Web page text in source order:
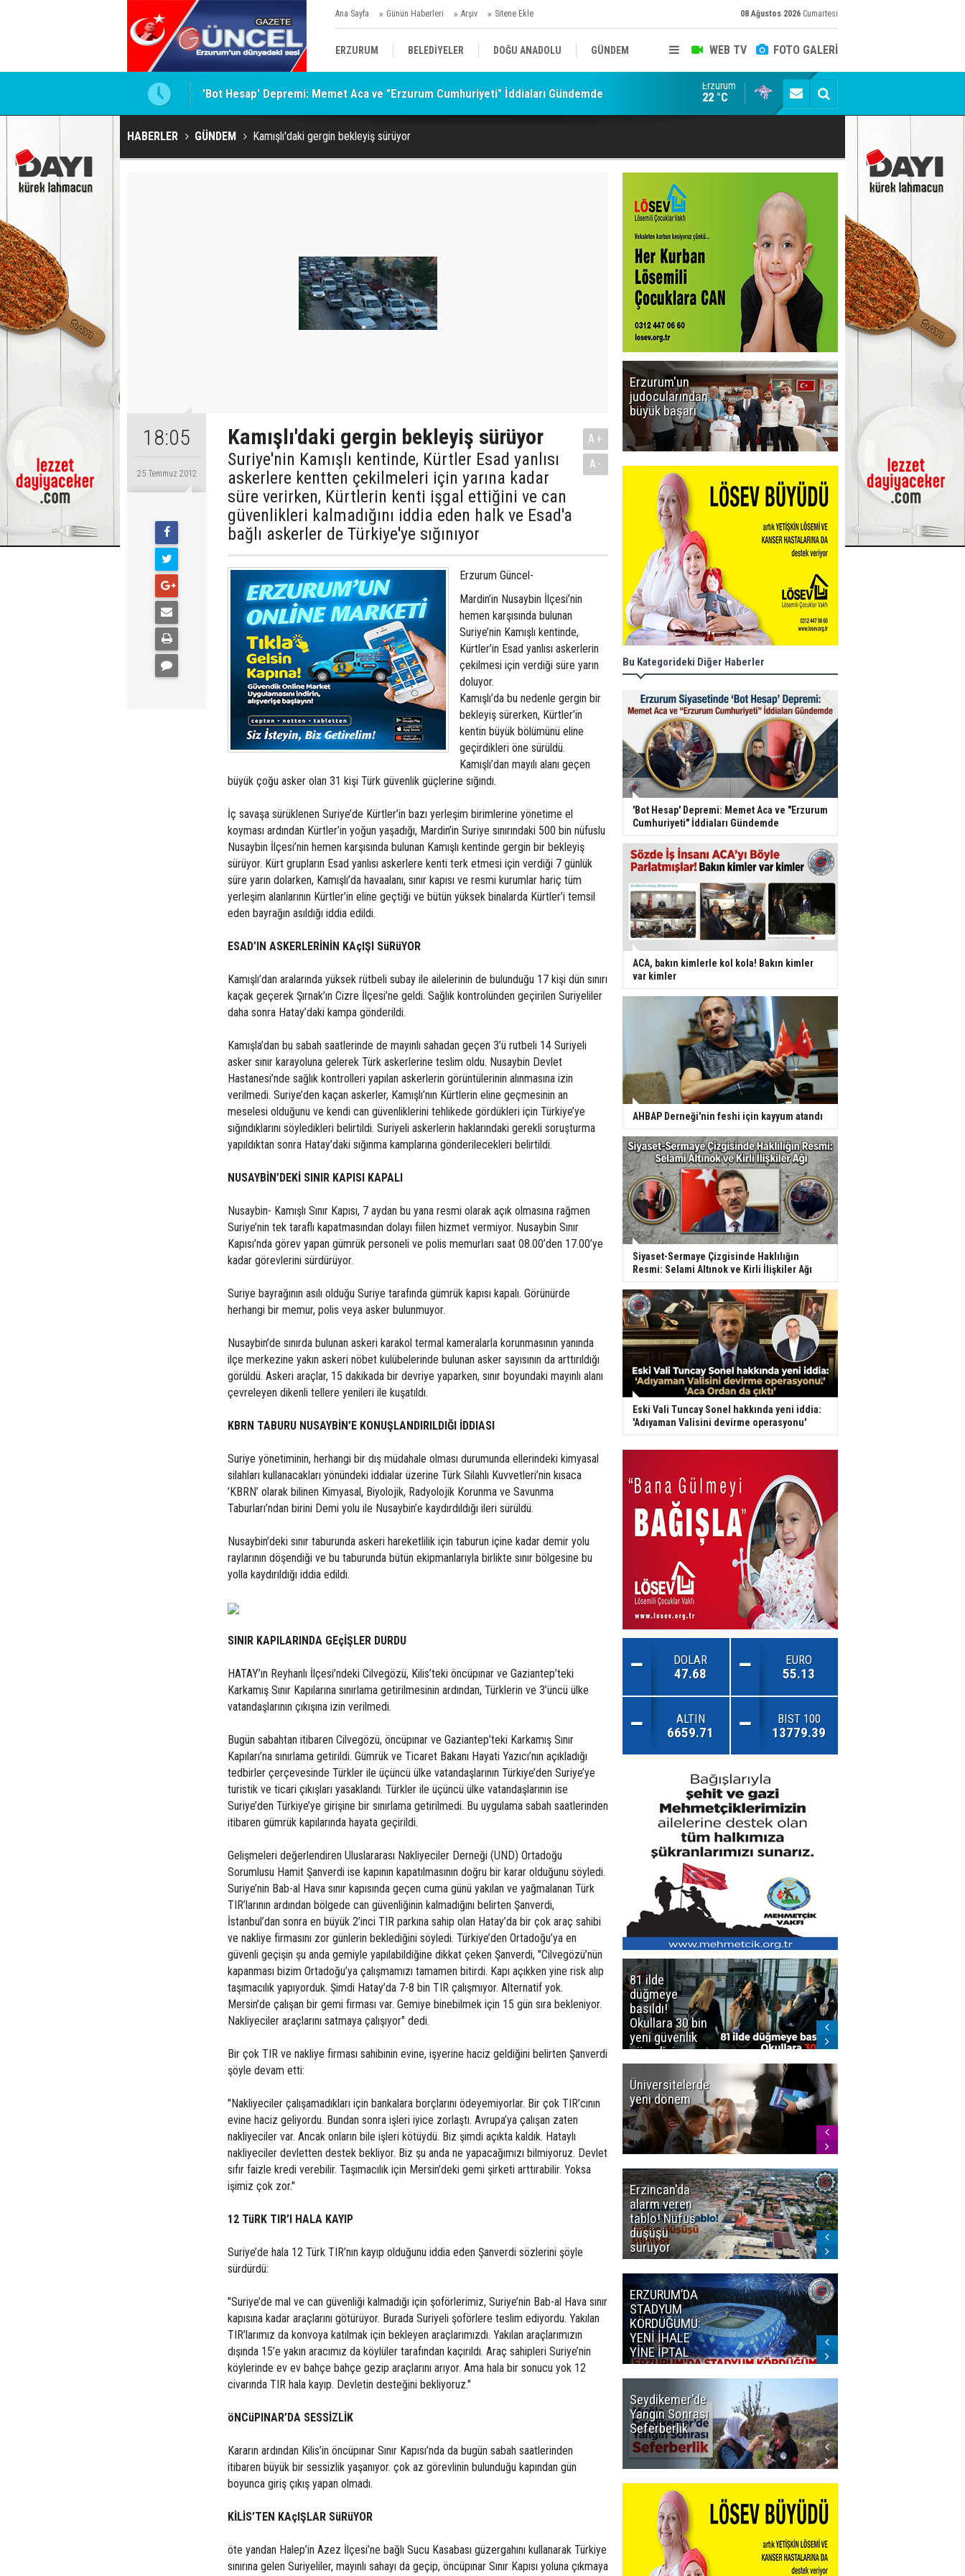
Ana Sayfa Günün Haberleri Arşiv Sitene Ekle 08 Ağustos 2026 Cumartesi
WEB TV FOTO GALERİ
ERZURUM BELEDİYELER DOĞU ANADOLU GÜNDEM
SİYASET AFAD/ SAVAŞ SPOR
KÜLTÜR/SANAT//MAĞAZİN
'Bot Hesap' Depremi: Memet Aca ve "Erzurum Cumhuriyeti" İddiaları Gündemde Bala İkra'ya el uzatma zamanı: Sen de umut ol...
Erzurum
22 °C
HABERLER GÜNDEM Kamışlı'daki gergin bekleyiş sürüyor
18:05
25 Temmuz 2012
Kamışlı'daki gergin bekleyiş sürüyor
Suriye'nin Kamışlı kentinde, Kürtler Esad yanlısı
askerlere kentten çekilmeleri için yarına kadar
süre verirken, Kürtlerin kenti işgal ettiğini ve can
güvenlikleri kalmadığını iddia eden halk ve Esad'a
bağlı askerler de Türkiye'ye sığınıyor
A+
A-
Erzurum Güncel-
Mardin’in Nusaybin İlçesi’nin
hemen karşısında bulunan
Suriye’nin Kamışlı kentinde,
Kürtler’in Esad yanlısı askerlerin
çekilmesi için verdiği süre yarın
doluyor.
Kamışlı’da bu nedenle gergin bir
bekleyiş sürerken, Kürtler’in
kentin büyük bölümünü eline
geçirdikleri öne sürüldü.
Kamışlı’dan mayılı alanı geçen
büyük çoğu asker olan 31 kişi Türk güvenlik güçlerine sığındı.
İç savaşa sürüklenen Suriye’de Kürtler’in bazı yerleşim birimlerine yönetime el
koyması ardından Kürtler’in yoğun yaşadığı, Mardin’in Suriye sınırındaki 500 bin nüfuslu
Nusaybin İlçesi’nin hemen karşısında bulunan Kamışlı kentinde gergin bir bekleyiş
sürüyor. Kürt grupların Esad yanlısı askerlere kenti terk etmesi için verdiği 7 günlük
süre yarın dolarken, Kamışlı’da havaalanı, sınır kapısı ve resmi kurumlar hariç tüm
yerleşim alanlarının Kürtler’in eline geçtiği ve bütün yüksek binalarda Kürtler’i temsil
eden bayrağın asıldığı iddia edildi.
ESAD’IN ASKERLERİNİN KAçIŞI SüRüYOR
Kamışlı’dan aralarında yüksek rütbeli subay ile ailelerinin de bulunduğu 17 kişi dün sınırı
kaçak geçerek Şırnak’ın Cizre İlçesi’ne geldi. Sağlık kontrolünden geçirilen Suriyeliler
daha sonra Hatay’daki kampa gönderildi.
Kamışla’dan bu sabah saatlerinde de mayınlı sahadan geçen 3’ü rutbeli 14 Suriyeli
asker sınır karayoluna gelerek Türk askerlerine teslim oldu. Nusaybin Devlet
Hastanesi’nde sağlık kontrolleri yapılan askerlerin görüntülerinin alınmasına izin
verilmedi. Suriye’den kaçan askerler, Kamışlı’nın Kürtlerin eline geçmesinin an
meselesi olduğunu ve kendi can güvenliklerini tehlikede gördükleri için Türkiye’ye
sığındıklarını söyledikleri belirtildi. Suriyeli askerlerin haklarındaki gerekli soruşturma
yapıldıktan sonra Hatay’daki sığınma kamplarına gönderilecekleri belirtildi.
NUSAYBİN’DEKİ SINIR KAPISI KAPALI
Nusaybin- Kamışlı Sınır Kapısı, 7 aydan bu yana resmi olarak açık olmasına rağmen
Suriye’nin tek taraflı kapatmasından dolayı fiilen hizmet vermiyor. Nusaybin Sınır
Kapısı’nda görev yapan gümrük personeli ve polis memurları saat 08.00’den 17.00’ye
kadar görevlerini sürdürüyor.
Suriye bayrağının asılı olduğu Suriye tarafında gümrük kapısı kapalı. Görünürde
herhangi bir memur, polis veya asker bulunmuyor.
Nusaybin’de sınırda bulunan askeri karakol termal kameralarla korunmasının yanında
ilçe merkezine yakın askeri nöbet kulübelerinde bulunan asker sayısının da arttırıldığı
görüldü. Askeri araçlar, 15 dakikada bir devriye yaparken, sınır boyundaki mayınlı alanı
çevreleyen dikenli tellere yenileri ile kuşatıldı.
KBRN TABURU NUSAYBİN’E KONUŞLANDIRILDIĞI İDDIASI
Suriye yönetiminin, herhangi bir dış müdahale olması durumunda ellerindeki kimyasal
silahları kullanacakları yönündeki iddialar üzerine Türk Silahlı Kuvvetleri’nin kısaca
’KBRN’ olarak bilinen Kimyasal, Biyolojik, Radyolojik Korunma ve Savunma
Taburları’ndan birini Demi yolu ile Nusaybin’e kaydırdıldığı ileri sürüldü.
Nusaybin’deki sınır taburunda askeri hareketlilik için taburun içine kadar demir yolu
raylarının döşendiği ve bu taburunda bütün ekipmanlarıyla birlikte sınır bölgesine bu
yolla kaydırıldığı iddia edildi.
SINIR KAPILARINDA GEçİŞLER DURDU
HATAY’ın Reyhanlı İlçesi’ndeki Cilvegözü, Kilis’teki öncüpınar ve Gaziantep’teki
Karkamış Sınır Kapılarına sınırlama getirilmesinin ardından, Türklerin ve 3’üncü ülke
vatandaşlarının çıkışına izin verilmedi.
Bugün sabahtan itibaren Cilvegözü, öncüpınar ve Gaziantep’teki Karkamış Sınır
Kapıları’na sınırlama getirildi. Gümrük ve Ticaret Bakanı Hayati Yazıcı’nın açıkladığı
tedbirler çerçevesinde Türkler ile üçüncü ülke vatandaşlarının Türkiye’den Suriye’ye
turistik ve ticari çıkışları yasaklandı. Türkler ile üçüncü ülke vatandaşlarının ise
Suriye’den Türkiye’ye girişine bir sınırlama getirilmedi. Bu uygulama sabah saatlerinden
itibaren gümrük kapılarında hayata geçirildi.
Gelişmeleri değerlendiren Uluslararası Nakliyeciler Derneği (UND) Ortadoğu
Sorumlusu Hamit Şanverdi ise kapının kapatılmasının doğru bir karar olduğunu söyledi.
Suriye’nin Bab-al Hava sınır kapısında geçen cuma günü yakılan ve yağmalanan Türk
TIR’larının ardından bölgede can güvenliğinin kalmadığını belirten Şanverdi,
İstanbul’dan sonra en büyük 2’inci TIR parkına sahip olan Hatay’da bir çok araç sahibi
ve nakliye firmasını zor günlerin beklediğini söyledi. Türkiye’den Ortadoğu’ya en
güvenli geçişin şu anda gemiyle yapılabildiğine dikkat çeken Şanverdi, "Cilvegözü’nün
kapanması bizim Ortadoğu’ya çalışmamızı tamamen bitirdi. Kapı açıkken yine risk alıp
taşımacılık yapıyorduk. Şimdi Hatay’da 7-8 bin TIR çalışmıyor. Alternatif yok.
Mersin’de çalışan bir gemi firması var. Gemiye binebilmek için 15 gün sıra bekleniyor.
Nakliyeciler araçlarını satmaya çalışıyor" dedi.
Bir çok TIR ve nakliye firması sahibinin evine, işyerine haciz geldiğini belirten Şanverdi
şöyle devam etti:
"Nakliyeciler çalışamadıkları için bankalara borçlarını ödeyemiyorlar. Bir çok TIR’cının
evine haciz geliyordu. Bundan sonra işleri iyice zorlaştı. Avrupa’ya çalışan zaten
nakliyeciler var. Ancak onların bile işleri kötüydü. Biz şimdi açıkta kaldık. Hataylı
nakliyeciler devletten destek bekliyor. Biz şu anda ne yapacağımızı bilmiyoruz. Devlet
sıfır faizle kredi verebilir. Taşımacılık için Mersin’deki gemi şirketi arttırabilir. Yoksa
işimiz çok zor."
12 TüRK TIR’I HALA KAYIP
Suriye’de hala 12 Türk TIR’nın kayıp olduğunu iddia eden Şanverdi sözlerini şöyle
sürdürdü:
"Suriye’de mal ve can güvenliği kalmadığı için şoförlerimiz, Suriye’nin Bab-al Hava sınır
kapısına kadar araçlarını götürüyor. Burada Suriyeli şoförlere teslim ediyordu. Yakılan
TIR’larımız da konvoya katılmak için bekleyen araçlarımızdı. Yakılan araçlarımızın
dışında 15’e yakın aracımız da köylüler tarafından kaçırıldı. Araç sahipleri Suriye’nin
köylerinde ev ev bahçe bahçe gezip araçlarını arıyor. Ama hala bir sonucu yok 12
civarında TIR hala kayıp. Devletin desteğini bekliyoruz."
öNCüPINAR’DA SESSİZLİK
Kararın ardından Kilis’in öncüpınar Sınır Kapısı’nda da bugün sabah saatlerinden
itibaren büyük bir sessizlik yaşanıyor. çok az görevlinin bulunduğu kapından gün
boyunca giriş çıkış yapan olmadı.
KİLİS’TEN KAçIŞLAR SüRüYOR
öte yandan Halep’in Azez İlçesi’ne bağlı Sucu Kasabası güzergahını kullanarak Türkiye
sınırına gelen Suriyeliler, mayınlı sahayı da geçip, öncüpınar Sınır Kapısı yoluna çıkmaya
Erzurum'un
judocularından
büyük başarı
Bu Kategorideki Diğer Haberler
'Bot Hesap' Depremi: Memet Aca ve "Erzurum
Cumhuriyeti" İddiaları Gündemde
ACA, bakın kimlerle kol kola! Bakın kimler
var kimler
AHBAP Derneği'nin feshi için kayyum atandı
Siyaset-Sermaye Çizgisinde Haklılığın
Resmi: Selami Altınok ve Kirli İlişkiler Ağı
Eski Vali Tuncay Sonel hakkında yeni iddia:
'Adıyaman Valisini devirme operasyonu'
DOLAR
47.68
EURO
55.13
ALTIN
6659.71
BIST 100
13779.39
81 ilde
düğmeye
basıldı!
Okullara 30 bin
yeni güvenlik
görevlisi
Üniversitelerde
yeni dönem
Erzincan'da
alarm veren
tablo! Nüfus
düşüşü
sürüyor
ERZURUM’DA
STADYUM
KÖRDÜĞÜMÜ:
YENİ İHALE
YİNE İPTAL
Seydikemer'de
Yangın Sonrası
Seferberlik